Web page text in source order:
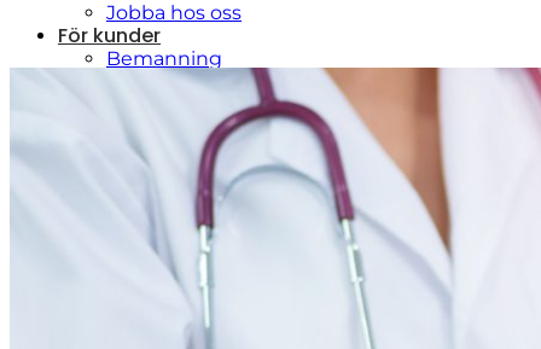
Jobba hos oss
För kunder
Bemanning
Rekrytering
Lediga jobb
Aktuellt